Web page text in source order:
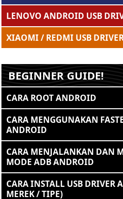
LENOVO ANDROID USB
XIAOMI / REDMI USB
BEGINNER GUIDE!
CARA ROOT ANDROID
CARA MENGGUNAKAN
ANDROID
CARA MENJALANKAN DAN
MODE ADB ANDROID
CARA INSTALL USB DRIVER
MEREK / TIPE)